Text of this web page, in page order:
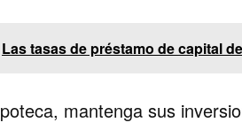
Las tasas de préstamo de capital
mantenga sus